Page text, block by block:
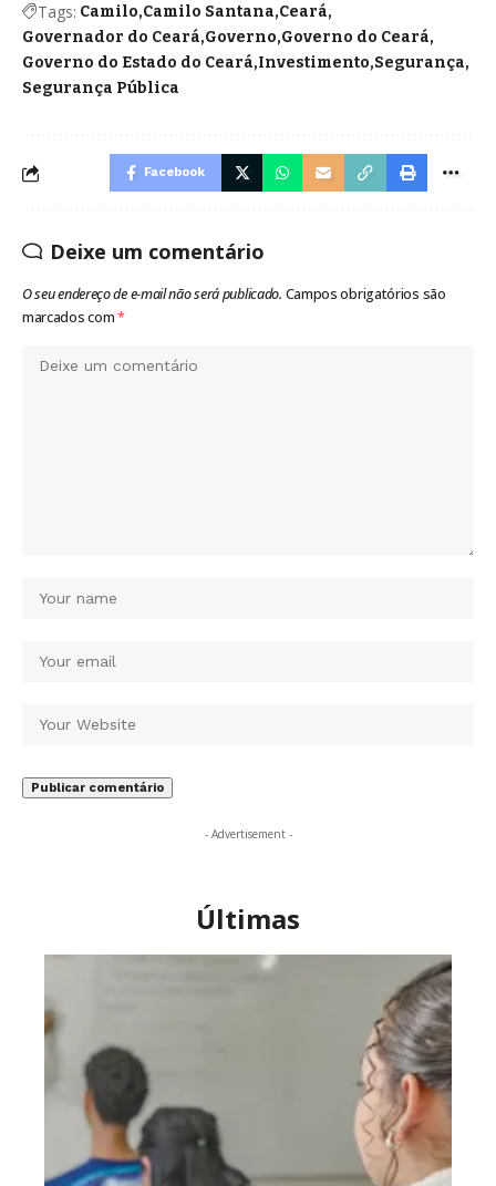
Tags: Camilo Camilo Santana Ceará
Governador do Ceará Governo Governo do Ceará
Governo do Estado do Ceará Investimento Segurança
Segurança Pública
Facebook
Deixe um comentário
O seu endereço de e-mail não será publicado. Campos obrigatórios são
marcados com*
- Advertisement -
Últimas